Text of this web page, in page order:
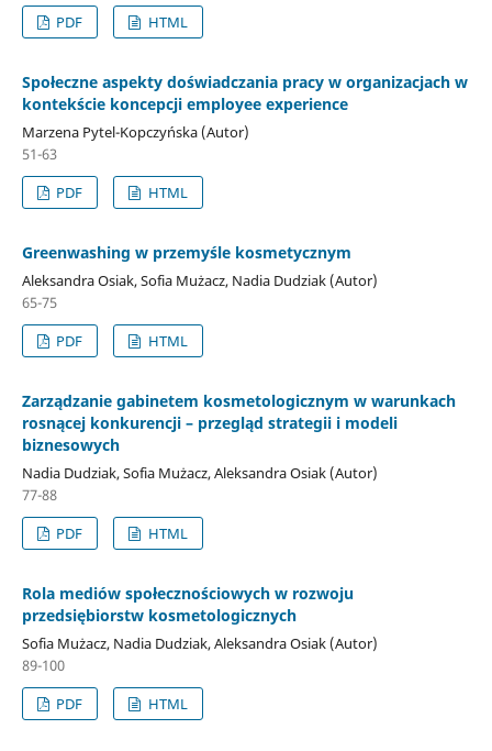
PDF
HTML
Społeczne aspekty doświadczania pracy w organizacjach w
kontekście koncepcji employee experience
Marzena Pytel-Kopczyńska (Autor)
51-63
PDF
HTML
Greenwashing w przemyśle kosmetycznym
Aleksandra Osiak, Sofia Mużacz, Nadia Dudziak (Autor)
65-75
PDF
HTML
Zarządzanie gabinetem kosmetologicznym w warunkach
rosnącej konkurencji – przegląd strategii i modeli
biznesowych
Nadia Dudziak, Sofia Mużacz, Aleksandra Osiak (Autor)
77-88
PDF
HTML
Rola mediów społecznościowych w rozwoju
przedsiębiorstw kosmetologicznych
Sofia Mużacz, Nadia Dudziak, Aleksandra Osiak (Autor)
89-100
PDF
HTML